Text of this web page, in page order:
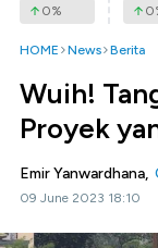
0% 0
HOME News Berita
Wuih!
Proyek
Emir Yanwardhana,
09 June 2023 18:10